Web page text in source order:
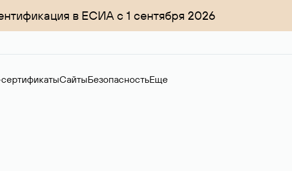
в ЕСИА с 1 сентября 2026
СайтыБезопасностьЕще